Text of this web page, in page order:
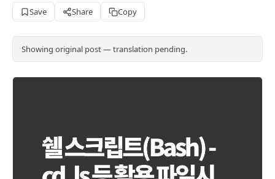
Save Share Copy
Showing original post — translation pending.